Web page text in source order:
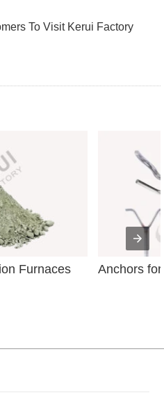
To Visit Kerui Factory
Furnaces Anchors